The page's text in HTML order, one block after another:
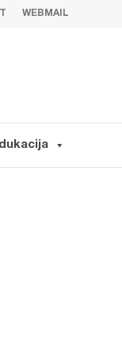
WEBMAIL